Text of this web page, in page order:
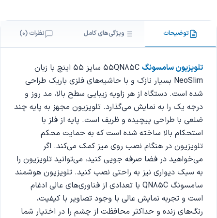
توضیحات ویژگی‌های کامل نظرات (0)
تلویزیون سامسونگ
55QN85C سایز 55 اینچ با زبان
NeoSlim بسیار نازک و با حاشیه‌های فلزی باریک طراحی
شده است. دستگاه از هر زاویه زیبایی سطح بالا، مد روز و
درجه یک را به نمایش می‌گذارد. تلویزیون مجهز به پایه چند
ضلعی با طراحی پیچیده و ظریف است. پایه از فلز با
استحکام بالا ساخته شده است که به حمایت محکم
تلویزیون در هنگام نصب روی میز کمک می‌کند. اگر
می‌خواهید در فضا صرفه جویی کنید، می‌توانید تلویزیون را
به سبک دیواری نیز به راحتی نصب کنید. تلویزیون هوشمند
سامسونگ QN85C با تعدادی از فناوری‌های عالی ادغام
است و تجربه نمایش عالی با وجود تصاویر با کیفیت،
رنگ‌های زنده و حداکثر محافظت از چشم را در اختیار شما